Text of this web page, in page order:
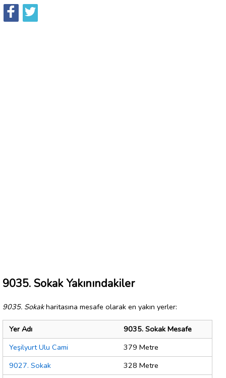
9035. Sokak Yakınındakiler
9035. Sokakharitasına mesafe olarak en yakın yerler:
Yer Adı
9035. Sokak Mesafe
Yeşilyurt Ulu Cami
379 Metre
9027. Sokak
328 Metre